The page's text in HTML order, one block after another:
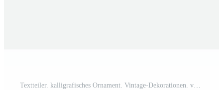
Textteiler. kalligrafisches Ornament. Vintage-Dekorationen. vektor isolierte illustration. Kostenloser Vektor